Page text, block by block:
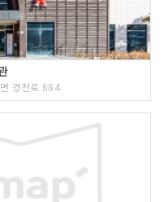
경천로 684